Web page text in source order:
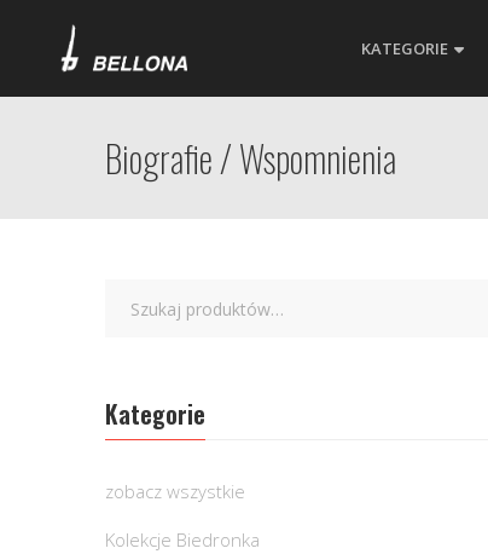
KATEGORIE
Biografie / Wspomnienia
Kategorie
zobacz wszystkie
Kolekcje Biedronka